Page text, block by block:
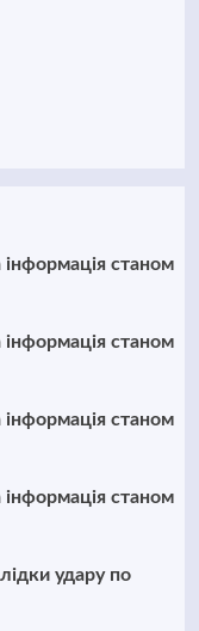
станом
станом
станом
станом
удару по